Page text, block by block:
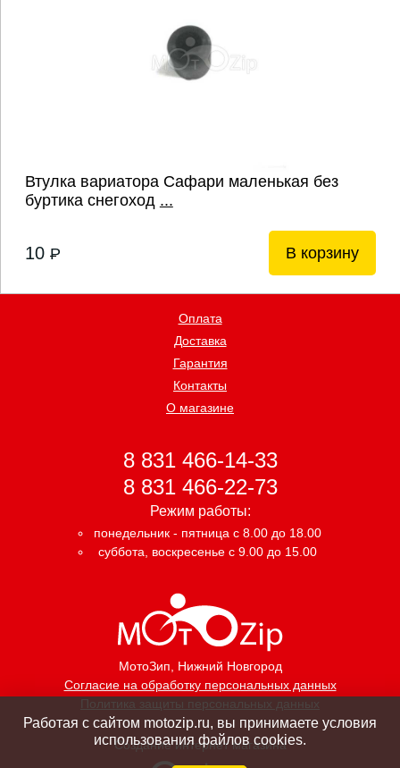
Втулка вариатора Сафари маленькая без
буртика снегоход ...
10 P В корзину
МотоЗип, Нижний Новгород
Согласие на обработку персональных данных
Политика защиты персональных данных
Оплата
Доставка
Гарантия
Контакты
О магазине
8 831 466-14-33
8 831 466-22-73
Режим работы:
понедельник - пятница с 8.00 до 18.00
суббота, воскресенье с 9.00 до 15.00
Создание интернет магазина
Работая с сайтом motozip.ru, вы принимаете условия
использования файлов cookies.